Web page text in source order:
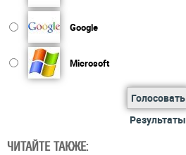
Google
Microsoft
Голосовать
Результаты
ЧИТАЙТЕ ТАКЖЕ: